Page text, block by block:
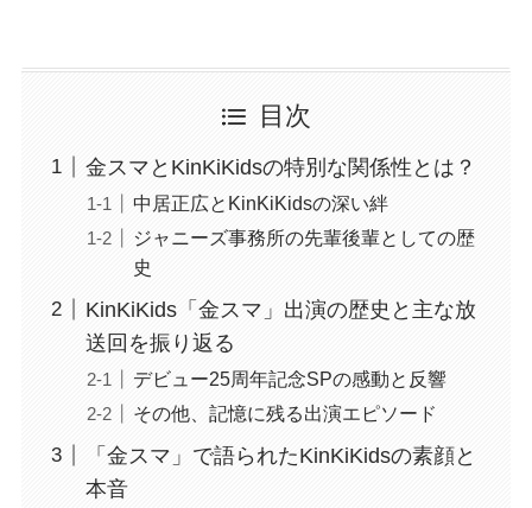
目次
金スマとKinKiKidsの特別な関係性とは？
中居正広とKinKiKidsの深い絆
ジャニーズ事務所の先輩後輩としての歴
史
KinKiKids「金スマ」出演の歴史と主な放
送回を振り返る
デビュー25周年記念SPの感動と反響
その他、記憶に残る出演エピソード
「金スマ」で語られたKinKiKidsの素顔と
本音